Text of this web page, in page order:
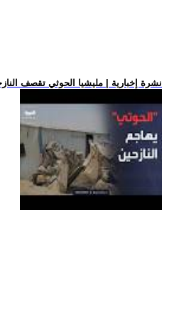
.. نشرة إخبارية | مليشيا الحوثي تقصف